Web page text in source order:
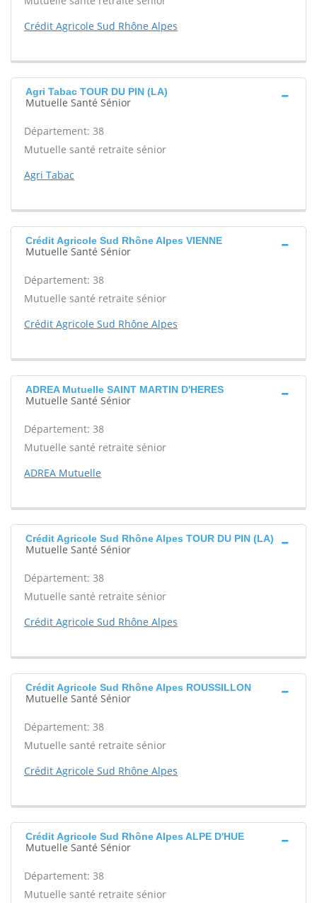
Crédit Agricole Sud Rhône Alpes
Agri Tabac TOUR DU PIN (LA)
Mutuelle Santé Sénior
Département: 38
Mutuelle santé retraite sénior
Agri Tabac
Crédit Agricole Sud Rhône Alpes VIENNE
Mutuelle Santé Sénior
Département: 38
Mutuelle santé retraite sénior
Crédit Agricole Sud Rhône Alpes
ADREA Mutuelle SAINT MARTIN D'HERES
Mutuelle Santé Sénior
Département: 38
Mutuelle santé retraite sénior
ADREA Mutuelle
Crédit Agricole Sud Rhône Alpes TOUR DU PIN (LA)
Mutuelle Santé Sénior
Département: 38
Mutuelle santé retraite sénior
Crédit Agricole Sud Rhône Alpes
Crédit Agricole Sud Rhône Alpes ROUSSILLON
Mutuelle Santé Sénior
Département: 38
Mutuelle santé retraite sénior
Crédit Agricole Sud Rhône Alpes
Crédit Agricole Sud Rhône Alpes ALPE D'HUE
Mutuelle Santé Sénior
Département: 38
Mutuelle santé retraite sénior